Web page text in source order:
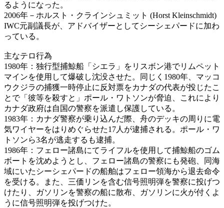
るようになった。
2006年－ホルスト・クラインシュミット (Horst Kleinschmidt)
IWC元副議長が、アドバイザーとしてシーシェパードに加わ
っている。
主なテロ行為
1980年：独行型捕鯨船「シエラ」をリスボン港でリムペット
マインを使用して爆破し沈没させた。同じく1980年、マッコ
ウクジラの捕獲一時停止に反対票をカナダの代表が投じたこ
とで「彼等を殺すと」ポール・ワトソンが脅迫、これにより
カナダ政府は自国の警察を派遣し保護している。
1983年：カナダ警察が乗り込んだ際、舟のデッキの周りに電
気ワイヤーをはりめぐらせた17人が逮捕される。ポール・ワ
トソンら3名が逃走するも逮捕。
1986年：フェロー諸島にてライフルを使用して捕鯨船のゴム
ボートを沈めようとし、フェロー諸島の警察にも発砲、同海
域にいたシーシェパードの船舶はフェロー領海から退去命令
を受ける。また、三価リンを含む信号照明弾を警察に投げつ
けたり、ガソリンを警察の船に散布、ガソリンに火が付くよ
うに信号照明弾を投げつけた。